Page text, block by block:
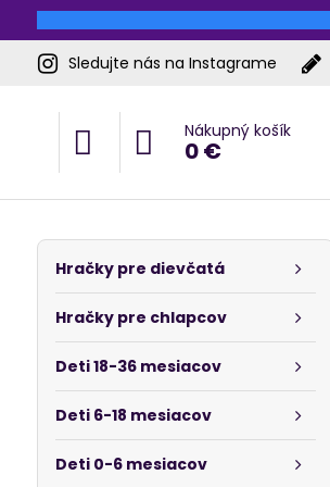
Sledujte nás na Instagrame
Nákupný košík
0 €
Hračky pre dievčatá
Hračky pre chlapcov
Deti 18-36 mesiacov
Deti 6-18 mesiacov
Deti 0-6 mesiacov